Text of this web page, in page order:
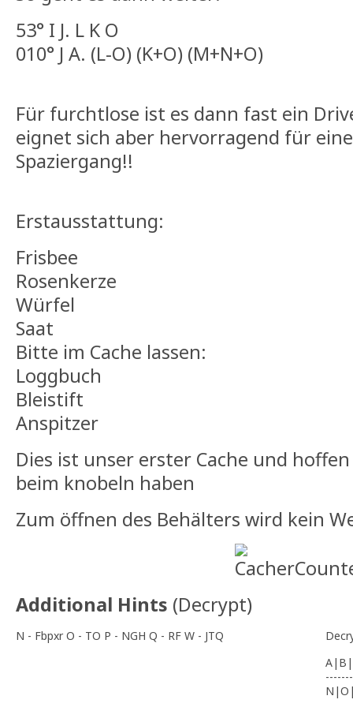
53° I J. L K O
010° J A. (L-O) (K+O) (M+N+O)
Für furchtlose ist es dann fast ein
eignet sich aber hervorragend für
Spaziergang!!
Erstausstattung:
Frisbee
Rosenkerze
Würfel
Saat
Bitte im Cache lassen:
Loggbuch
Bleistift
Anspitzer
Dies ist unser erster Cache und hoffen
beim knobeln haben
Zum öffnen des Behälters wird kein
Additional Hints (Decrypt)
N - Fbpxr O - TO P - NGH Q - RF W - JTQ